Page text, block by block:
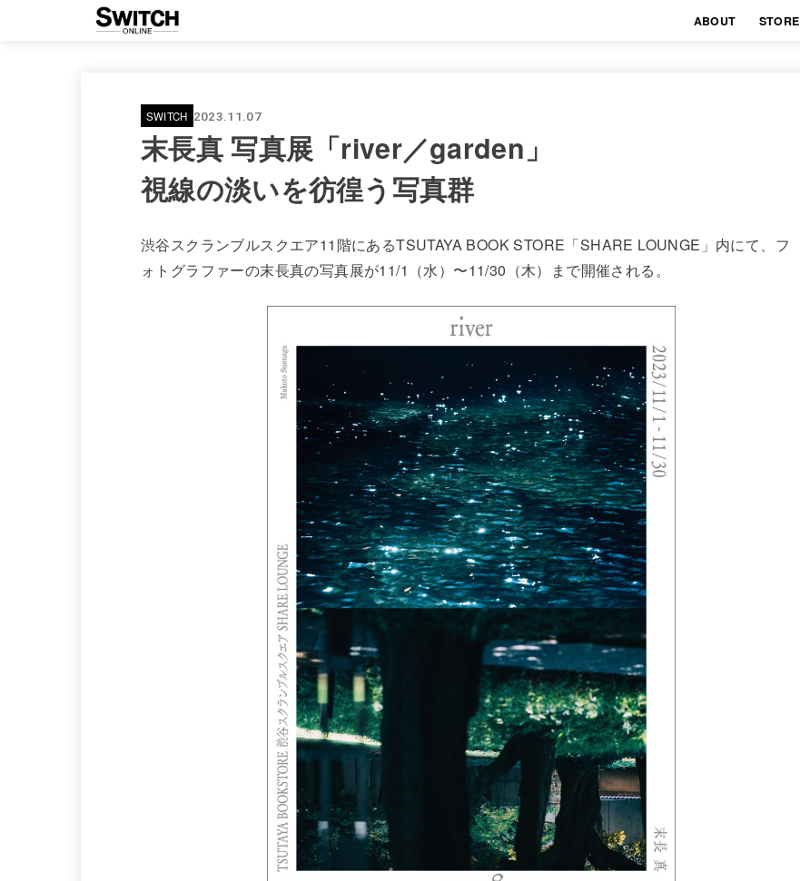
ABOUT STORE
SWITCH 2023.11.07
末長真 写真展「river／garden」
視線の淡いを彷徨う写真群
渋谷スクランブルスクエア11階にあるTSUTAYA BOOK STORE「SHARE LOUNGE」内にて、フ
ォトグラファーの末長真の写真展が11/1（水）〜11/30（木）まで開催される。